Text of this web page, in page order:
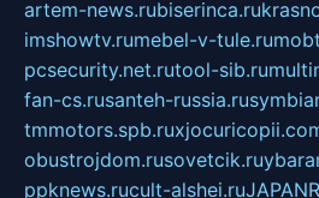
artem-news.rubiserinca.ru
imshowtv.rumebel-v-tule.ru
pcsecurity.net.rutool-sib.ru
fan-cs.rusanteh-russia.ru
tmmotors.spb.ru
obustrojdom.rusovetcik.ru
ppknews.rucult-alshei.ru